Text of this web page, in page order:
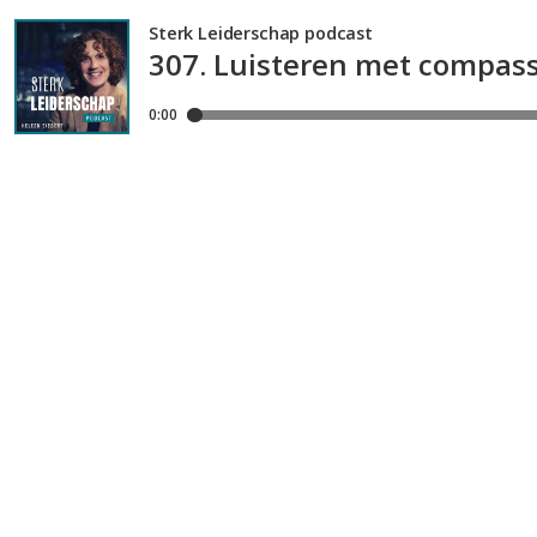
307. Luisteren met
Sterk Leiderschap podcast
0:00